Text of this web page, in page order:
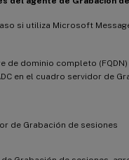
si utiliza Microsoft Message
de dominio completo
en el cuadro servidor de